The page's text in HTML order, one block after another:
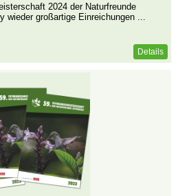
2024 der Naturfreunde
wieder großartige Einreichungen ...
Details